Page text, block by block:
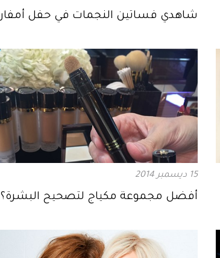
شاهدي فساتين النجمات في حفل أمفار
15 ديسمبر 2014
أفضل مجموعة مكياج لتصحيح البشرة؟